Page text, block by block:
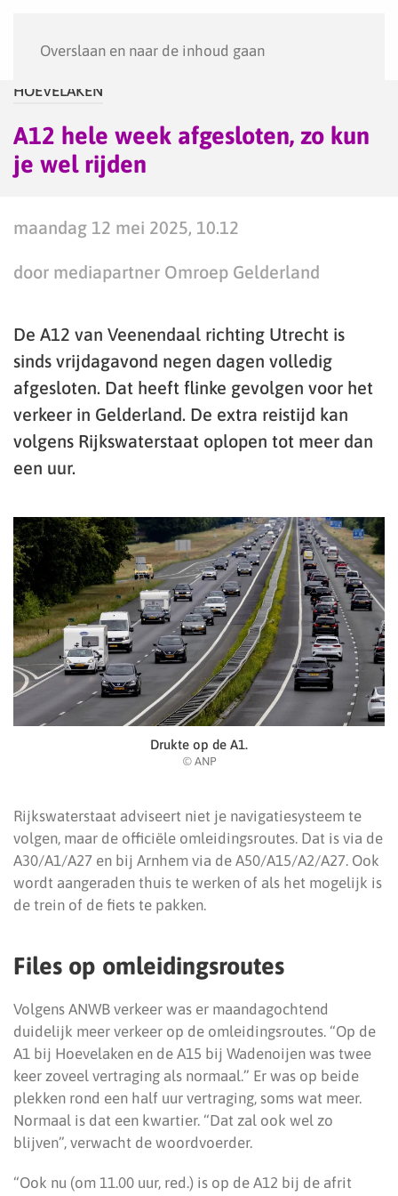
Overslaan en naar de inhoud gaan
HOEVELAKEN
A12 hele week afgesloten, zo kun
je wel rijden
maandag 12 mei 2025, 10.12
door mediapartner Omroep Gelderland
De A12 van Veenendaal richting Utrecht is
sinds vrijdagavond negen dagen volledig
afgesloten. Dat heeft flinke gevolgen voor het
verkeer in Gelderland. De extra reistijd kan
volgens Rijkswaterstaat oplopen tot meer dan
een uur.
Drukte op de A1.
© ANP
Rijkswaterstaat adviseert niet je navigatiesysteem te
volgen, maar de officiële omleidingsroutes. Dat is via de
A30/A1/A27 en bij Arnhem via de A50/A15/A2/A27. Ook
wordt aangeraden thuis te werken of als het mogelijk is
de trein of de fiets te pakken.
Files op omleidingsroutes
Volgens ANWB verkeer was er maandagochtend
duidelijk meer verkeer op de omleidingsroutes. “Op de
A1 bij Hoevelaken en de A15 bij Wadenoijen was twee
keer zoveel vertraging als normaal.” Er was op beide
plekken rond een half uur vertraging, soms wat meer.
Normaal is dat een kwartier. “Dat zal ook wel zo
blijven”, verwacht de woordvoerder.
“Ook nu (om 11.00 uur, red.) is op de A12 bij de afrit